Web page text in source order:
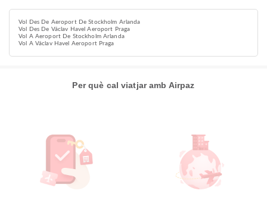
Vol Des De Aeroport De Stockholm Arlanda
Vol Des De Václav Havel Aeroport Praga
Vol A Aeroport De Stockholm Arlanda
Vol A Václav Havel Aeroport Praga
Per què cal viatjar amb Airpaz